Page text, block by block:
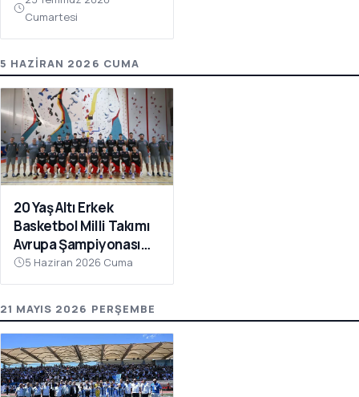
Cumartesi
5 HAZIRAN 2026 CUMA
20 Yaş Altı Erkek
Basketbol Milli Takımı
Avrupa Şampiyonası
Hazırlıkları İçin
Çanakkale’de Kampa
5 Haziran 2026 Cuma
21 MAYIS 2026 PERŞEMBE